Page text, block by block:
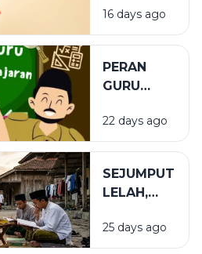
YANG TEPAT
16 days ago
PERAN
GURU
PENDIDIKAN
22 days ago
SEJUMPUT
LELAH,
BARAKAH
25 days ago